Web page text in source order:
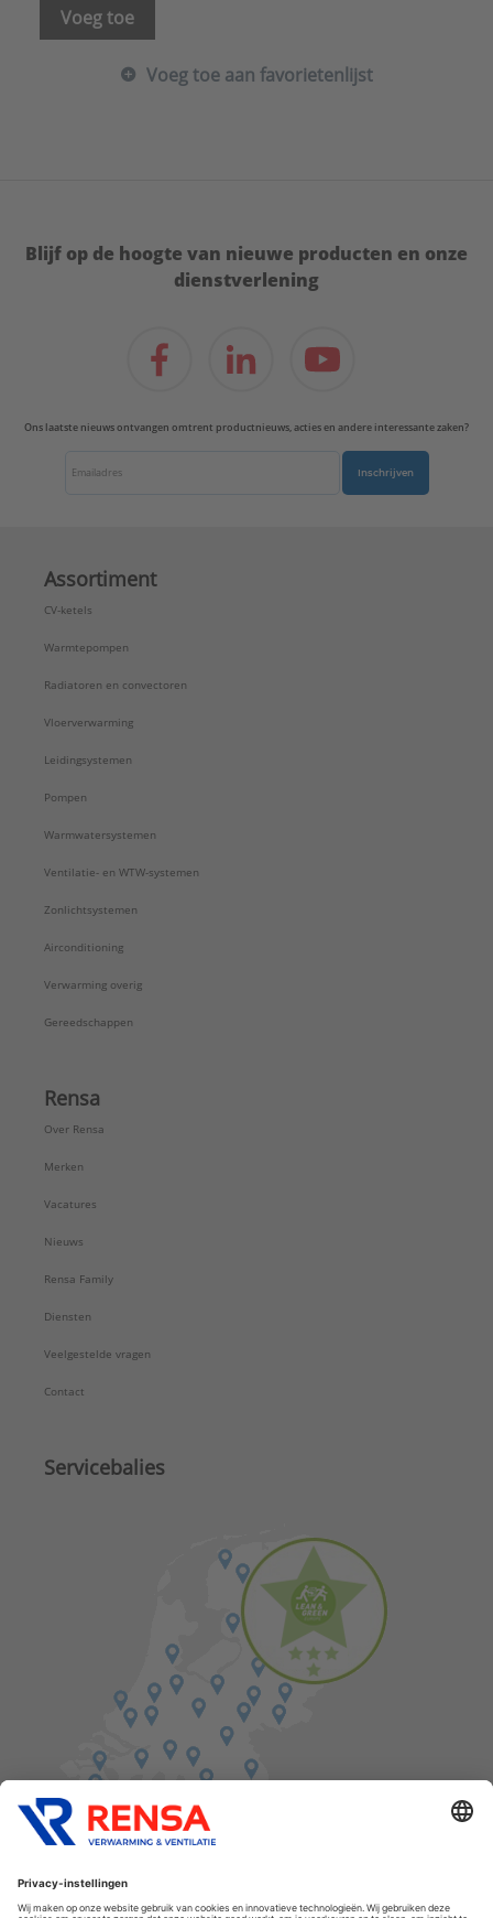
Voeg toe
Voeg toe aan favorietenlijst
Blijf op de hoogte van nieuwe producten en onze
dienstverlening
Ons laatste nieuws ontvangen omtrent productnieuws, acties en andere interessante zaken?
Inschrijven
Assortiment
CV-ketels
Warmtepompen
Radiatoren en convectoren
Vloerverwarming
Leidingsystemen
Pompen
Warmwatersystemen
Ventilatie- en WTW-systemen
Zonlichtsystemen
Airconditioning
Verwarming overig
Gereedschappen
Rensa
Over Rensa
Merken
Vacatures
Nieuws
Rensa Family
Diensten
Veelgestelde vragen
Contact
Servicebalies